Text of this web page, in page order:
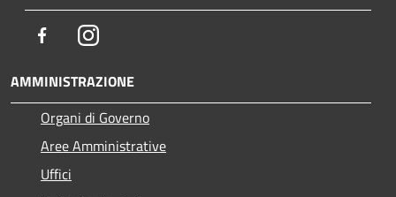
FacebookInstagram
AMMINISTRAZIONE
Organi di Governo
Aree Amministrative
Uffici